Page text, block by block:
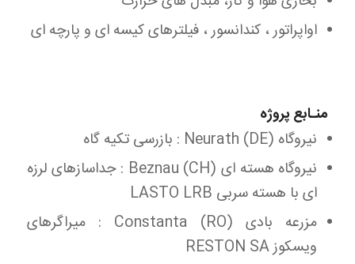
اواپراتور ، کندانسور ، فیلترهای کیسه ای و پارچه ای
منـابع پروژه
نیروگاه Neurath (DE) : بازرسی تکیه گاه
نیروگاه هسته ای Beznau (CH) : جداسازهای لرزه
ای با هسته سربی LASTO LRB
مزرعه بادی Constanta (RO) : میراگرهای
ویسکوز RESTON SA